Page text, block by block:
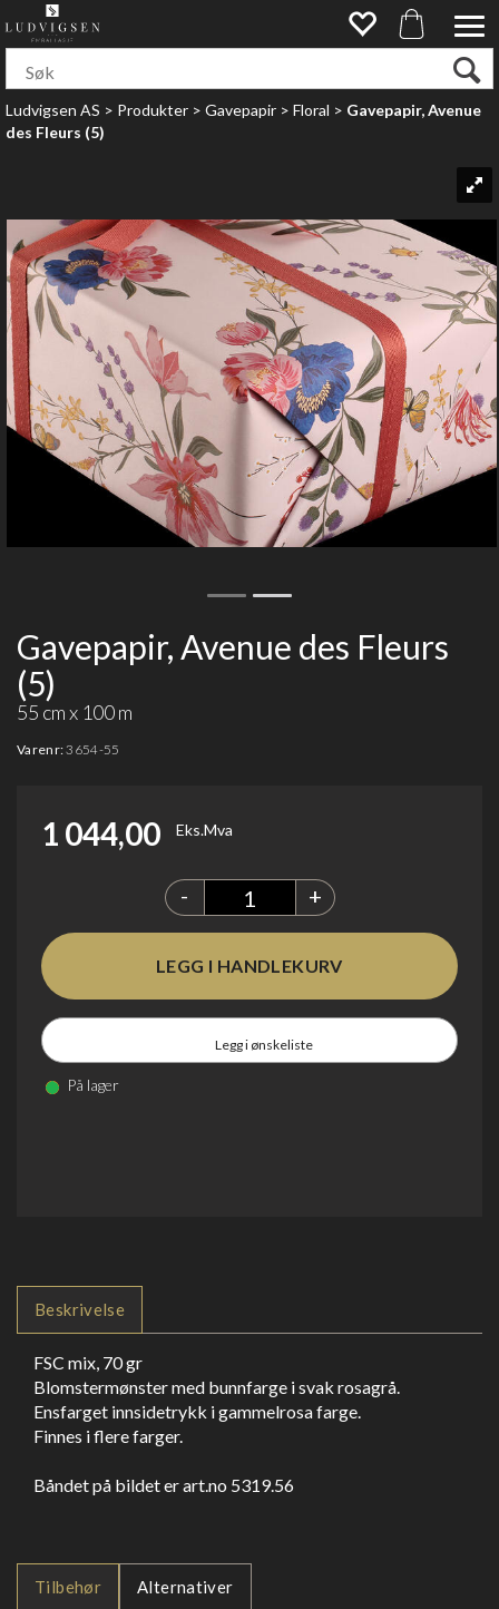
Ludvigsen AS>Produkter>Gavepapir>Floral>Gavepapir, Avenue
des Fleurs (5)
Gavepapir, Avenue des Fleurs
(5)
55 cm x 100 m
Varenr:3654-55
1 044,00 Eks.Mva
- +
Legg i ønskeliste
På lager
Beskrivelse
FSC mix, 70 gr
Blomstermønster med bunnfarge i svak rosagrå.
Ensfarget innsidetrykk i gammelrosa farge.
Finnes i flere farger.
Båndet på bildet er art.no 5319.56
Tilbehør Alternativer